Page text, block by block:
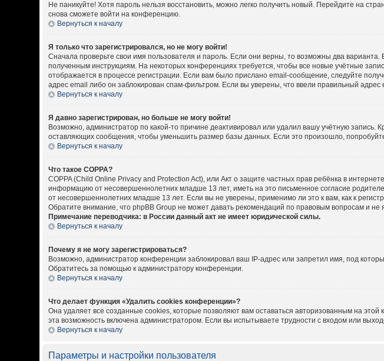
Не паникуйте! Хотя пароль нельзя восстановить, можно легко получить новый. Перейдите на
снова сможете войти на конференцию.
Вернуться к началу
Я только что зарегистрировался, но не могу войти!
Сначала проверьте свои имя пользователя и пароль. Если они верны, то возможны два
полученным инструкциям. На некоторых конференциях требуется, чтобы все новые учётные
отображается в процессе регистрации. Если вам было прислано email-сообщение, следуйте
адрес email либо он заблокирован спам-фильтром. Если вы уверены, что ввели правильный адрес
Вернуться к началу
Я давно зарегистрирован, но больше не могу войти!
Возможно, администратор по какой-то причине деактивировал или удалил вашу учётную
оставляющих сообщения, чтобы уменьшить размер базы данных. Если это произошло, попробуйте
Вернуться к началу
Что такое COPPA?
COPPA (Child Online Privacy and Protection Act), или Акт о защите частных прав ребёнка в
информацию от несовершеннолетних младше 13 лет, иметь на это письменное согласие
от несовершеннолетних младше 13 лет. Если вы не уверены, применимо ли это к вам, как к
Обратите внимание, что phpBB Group не может давать рекомендаций по правовым вопросам и
Примечание переводчика: в России данный акт не имеет юридической силы.
Вернуться к началу
Почему я не могу зарегистрироваться?
Возможно, администратор конференции заблокировал ваш IP-адрес или запретил имя, под
Обратитесь за помощью к администратору конференции.
Вернуться к началу
Что делает функция «Удалить cookies конференции»?
Она удаляет все созданные cookies, которые позволяют вам оставаться авторизованным на
эта возможность включена администратором. Если вы испытываете трудности с входом или
Вернуться к началу
Параметры и настройки пользователя